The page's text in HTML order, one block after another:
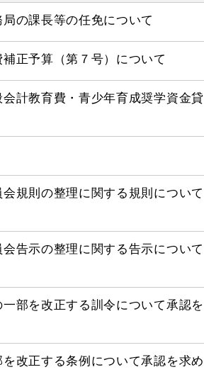
の課長等の任免について
正予算（第７号）について
計教育費・青少年育成奨学資金貸
規則の整理に関する規則について
告示の整理に関する告示について
部を改正する訓令について承認を
改正する条例について承認を求め